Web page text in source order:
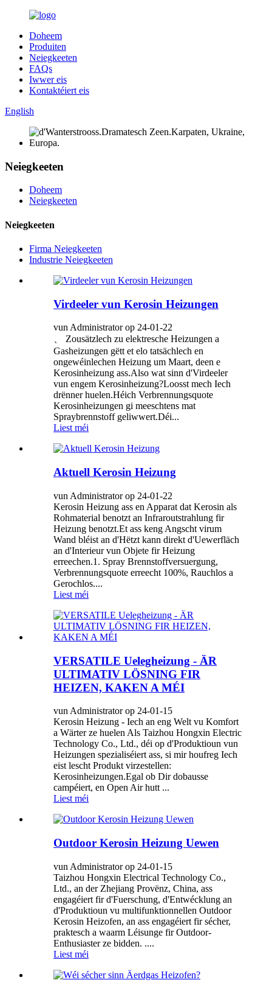
Doheem
Produiten
Neiegkeeten
FAQs
Iwwer eis
Kontaktéiert eis
English
Neiegkeeten
Doheem
Neiegkeeten
Neiegkeeten
Firma Neiegkeeten
Industrie Neiegkeeten
Virdeeler vun Kerosin Heizungen
vun Administrator op 24-01-22
、 Zousätzlech zu elektresche Heizungen a
Gasheizungen gëtt et elo tatsächlech en
ongewéinlechen Heizung um Maart, deen e
Kerosinheizung ass.Also wat sinn d'Virdeeler
vun engem Kerosinheizung?Loosst mech Iech
drënner huelen.Héich Verbrennungsquote
Kerosinheizungen gi meeschtens mat
Spraybrennstoff geliwwert.Déi...
Liest méi
Aktuell Kerosin Heizung
vun Administrator op 24-01-22
Kerosin Heizung ass en Apparat dat Kerosin als
Rohmaterial benotzt an Infraroutstrahlung fir
Heizung benotzt.Et ass keng Angscht virum
Wand bléist an d'Hëtzt kann direkt d'Uewerfläch
an d'Interieur vun Objete fir Heizung
erreechen.1. Spray Brennstoffversuergung,
Verbrennungsquote erreecht 100%, Rauchlos a
Gerochlos....
Liest méi
VERSATILE Uelegheizung - ÄR
ULTIMATIV LÖSNING FIR
HEIZEN, KAKEN A MÉI
vun Administrator op 24-01-15
Kerosin Heizung - Iech an eng Welt vu Komfort
a Wärter ze huelen Als Taizhou Hongxin Electric
Technology Co., Ltd., déi op d'Produktioun vun
Heizungen spezialiséiert ass, si mir houfreg Iech
eist lescht Produkt virzestellen:
Kerosinheizungen.Egal ob Dir dobausse
campéiert, en Open Air hutt ...
Liest méi
Outdoor Kerosin Heizung Uewen
vun Administrator op 24-01-15
Taizhou Hongxin Electrical Technology Co.,
Ltd., an der Zhejiang Provënz, China, ass
engagéiert fir d'Fuerschung, d'Entwécklung an
d'Produktioun vu multifunktionnellen Outdoor
Kerosin Heizofen, an ass engagéiert fir sécher,
praktesch a waarm Léisunge fir Outdoor-
Enthusiaster ze bidden. ....
Liest méi